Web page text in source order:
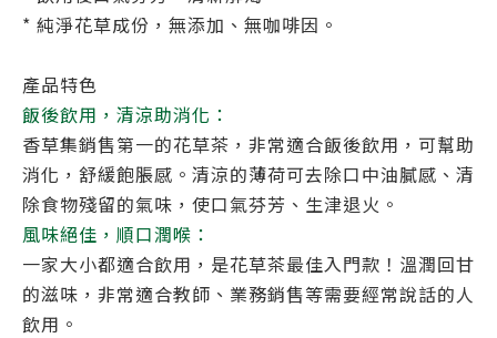
* 純淨花草成份，無添加、無咖啡因。
產品特色
飯後飲用，清涼助消化：
香草集銷售第一的花草茶，非常適合飯後飲用，可幫助
消化，舒緩飽脹感。清涼的薄荷可去除口中油膩感、清
除食物殘留的氣味，使口氣芬芳、生津退火。
風味絕佳，順口潤喉：
一家大小都適合飲用，是花草茶最佳入門款！ 溫潤回甘
的滋味，非常適合教師、業務銷售等需要經常說話的人
飲用。